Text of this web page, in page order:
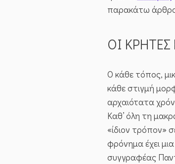
παρακάτω
ΟΙ
Ο κάθε τόπος,
κάθε στιγμή
αρχαιότατα
Καθ’ όλη τη
«ίδιον τρόπον»
φρόνημα έχει
συγγραφέας